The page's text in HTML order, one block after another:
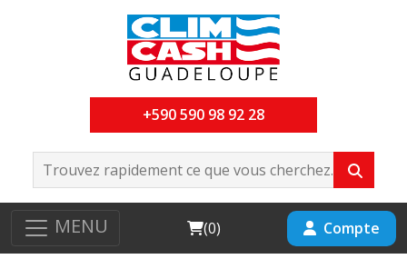
+590 590 98 92 28
MENU Cart
(0) Compte